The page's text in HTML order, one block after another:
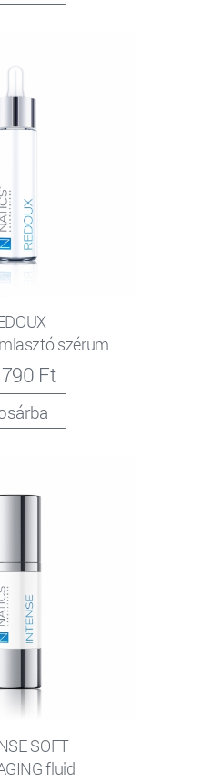
szérum
Ft
SOFT
fluid